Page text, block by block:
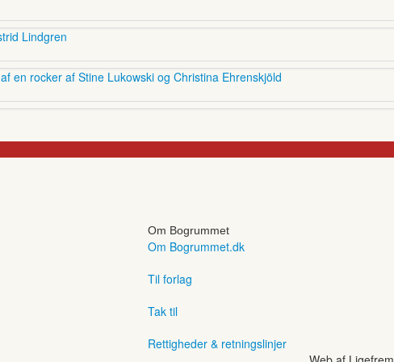
Lindgren
en rocker af Stine Lukowski og Christina Ehrenskjöld
Om Bogrummet
Om Bogrummet.dk
Til forlag
Tak til
Rettigheder & retningslinjer